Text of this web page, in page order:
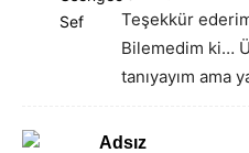
Teşekkür
Bilemedim ki…
tanıyayım ama
Adsız